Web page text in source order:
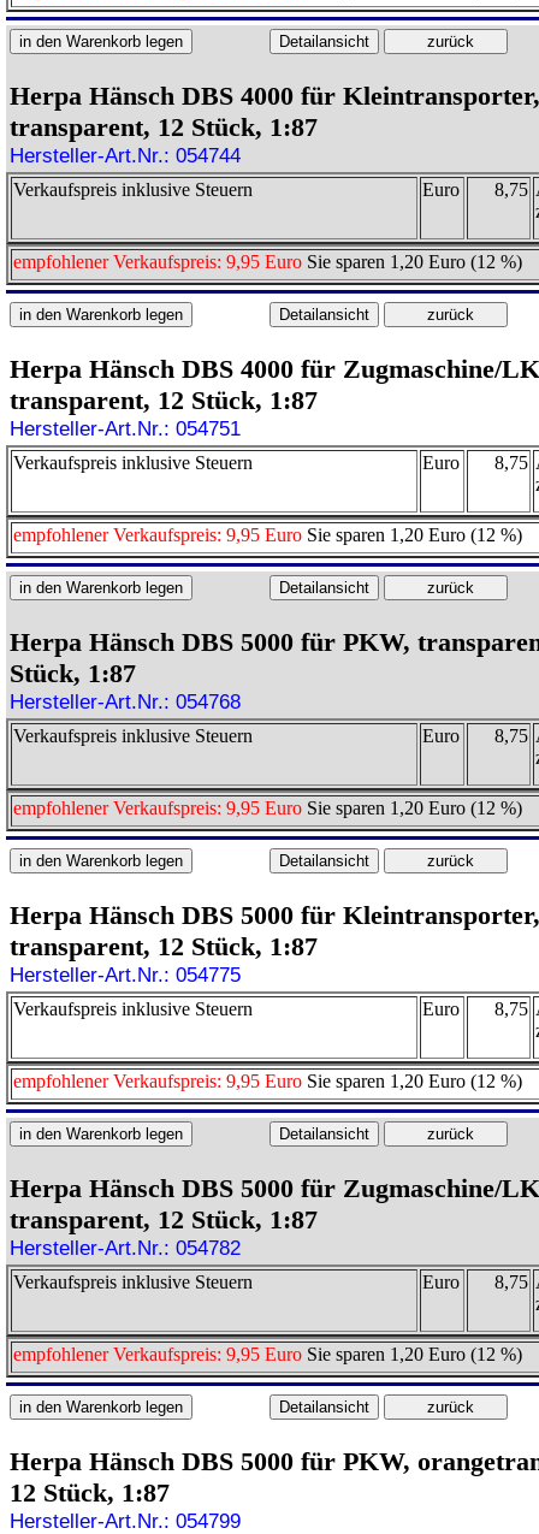
Herpa Hänsch DBS 4000 für Kleintransporter,
transparent, 12 Stück, 1:87
Hersteller-Art.Nr.: 054744
Verkaufspreis inklusive Steuern Euro 8,75
empfohlener Verkaufspreis: 9,95 Euro Sie sparen 1,20 Euro (12 %)
Herpa Hänsch DBS 4000 für Zugmaschine/
transparent, 12 Stück, 1:87
Hersteller-Art.Nr.: 054751
Verkaufspreis inklusive Steuern Euro 8,75
empfohlener Verkaufspreis: 9,95 Euro Sie sparen 1,20 Euro (12 %)
Herpa Hänsch DBS 5000 für PKW,
Stück, 1:87
Hersteller-Art.Nr.: 054768
Verkaufspreis inklusive Steuern Euro 8,75
empfohlener Verkaufspreis: 9,95 Euro Sie sparen 1,20 Euro (12 %)
Herpa Hänsch DBS 5000 für Kleintransporter,
transparent, 12 Stück, 1:87
Hersteller-Art.Nr.: 054775
Verkaufspreis inklusive Steuern Euro 8,75
empfohlener Verkaufspreis: 9,95 Euro Sie sparen 1,20 Euro (12 %)
Herpa Hänsch DBS 5000 für Zugmaschine/
transparent, 12 Stück, 1:87
Hersteller-Art.Nr.: 054782
Verkaufspreis inklusive Steuern Euro 8,75
empfohlener Verkaufspreis: 9,95 Euro Sie sparen 1,20 Euro (12 %)
Herpa Hänsch DBS 5000 für PKW,
12 Stück, 1:87
Hersteller-Art.Nr.: 054799